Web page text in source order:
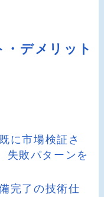
デメリット
に市場検証さ
失敗パターンを
完了の技術仕